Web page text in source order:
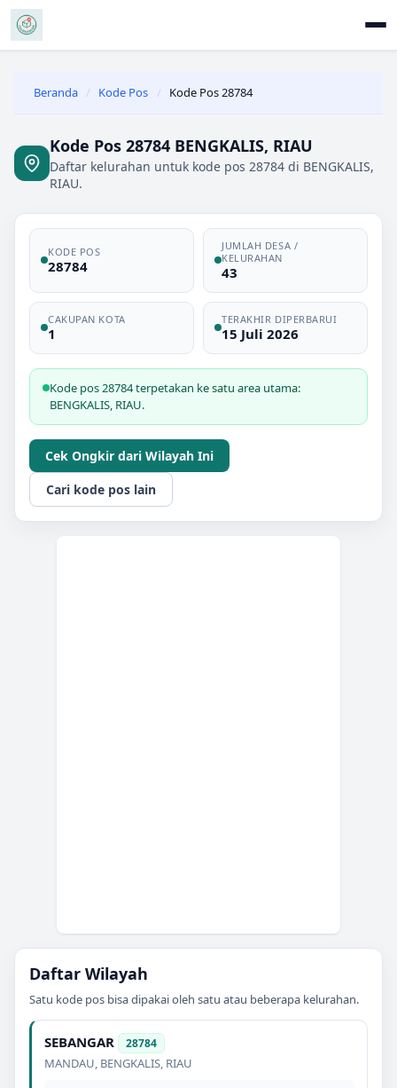
Beranda / Kode Pos / Kode Pos 28784
Kode Pos 28784 BENGKALIS, RIAU
Daftar kelurahan untuk kode pos 28784 di BENGKALIS,
RIAU.
KODE POS
28784
JUMLAH DESA /
KELURAHAN
43
CAKUPAN KOTA
1
TERAKHIR DIPERBARUI
15 Juli 2026
Kode pos 28784 terpetakan ke satu area utama:
BENGKALIS, RIAU.
Cek Ongkir dari Wilayah Ini
Cari kode pos lain
Daftar Wilayah
Satu kode pos bisa dipakai oleh satu atau beberapa kelurahan.
SEBANGAR 28784
MANDAU, BENGKALIS, RIAU